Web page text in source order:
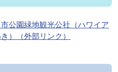
公園緑地観光公社（ハワイア
）（外部リンク）